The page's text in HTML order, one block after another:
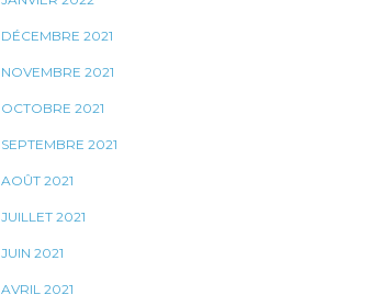
DÉCEMBRE 2021
NOVEMBRE 2021
OCTOBRE 2021
SEPTEMBRE 2021
AOÛT 2021
JUILLET 2021
JUIN 2021
AVRIL 2021